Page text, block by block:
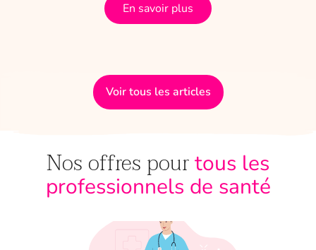
En savoir plus
Voir tous les articles
Nos offres pourtous les
professionnels de santé